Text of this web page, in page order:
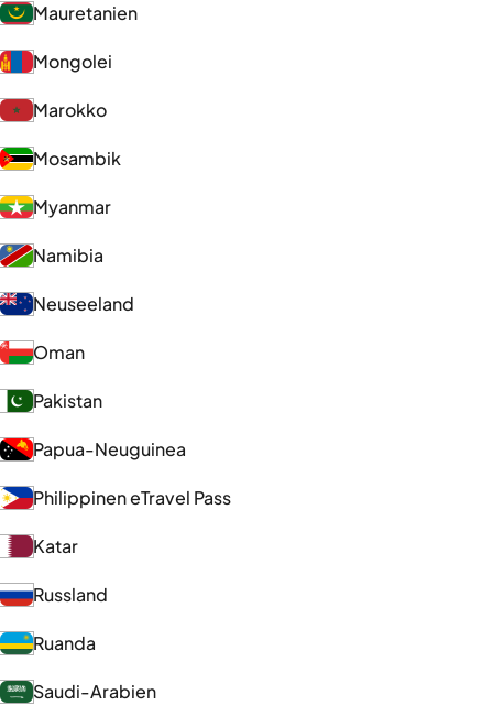
Mauretanien
Mongolei
Marokko
Mosambik
Myanmar
Namibia
Neuseeland
Oman
Pakistan
Papua-Neuguinea
Philippinen eTravel Pass
Katar
Russland
Ruanda
Saudi-Arabien